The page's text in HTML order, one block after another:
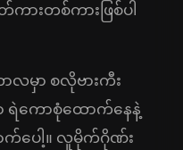
းတစ်ကားဖြစ်ပါ
မှာ စလိုဗားကီး
ရဲကောစုံထောက်နေနဲ့
ပေါ့။ လူမိုက်ဂိုဏ်း